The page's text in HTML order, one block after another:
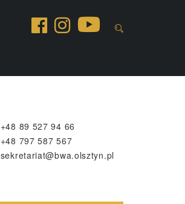
+48 89 527 94 66
+48 797 587 567
sekretariat@bwa.olsztyn.pl